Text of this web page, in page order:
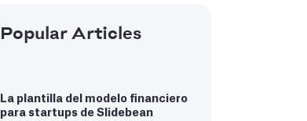
Popular Articles
La plantilla del modelo financiero
para startups de Slidebean